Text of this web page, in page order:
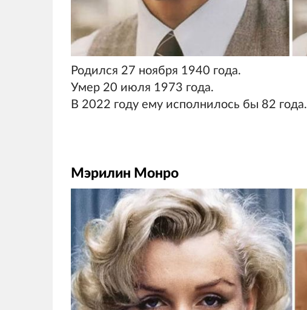
Родился 27 ноября 1940 года.
Умер 20 июля 1973 года.
В 2022 году ему исполнилось бы 82 года.
Мэрилин Монро